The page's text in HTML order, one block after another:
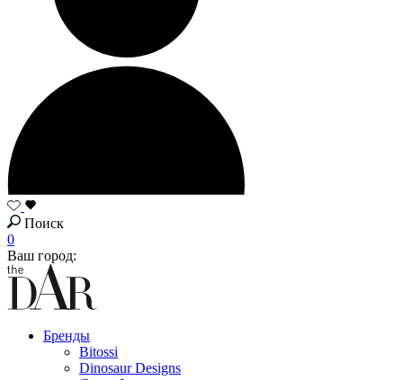
Поиск
0
Ваш город:
Бренды
Bitossi
Dinosaur Designs